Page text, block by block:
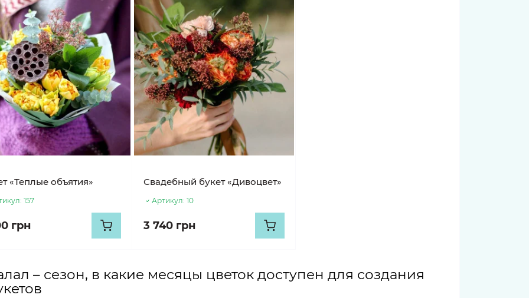
«Теплые объятия»
157
грн
Свадебный букет «Дивоцвет»
Артикул: 10
3 740 грн
– сезон, в какие месяцы цветок доступен для создания